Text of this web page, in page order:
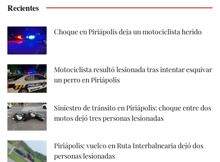
Recientes
Choque en Piriápolis deja un motociclista herido
Motociclista resultó lesionada tras intentar esquivar
un perro en Piriápolis
Siniestro de tránsito en Piriápolis: choque entre dos
motos dejó tres personas lesionadas
Piriápolis: vuelco en Ruta Interbalnearia dejó dos
personas lesionadas